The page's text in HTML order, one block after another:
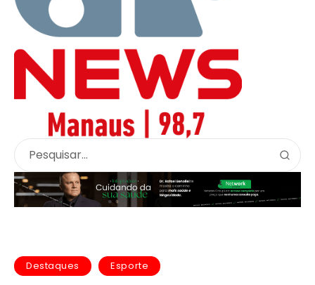
Destaques Esporte